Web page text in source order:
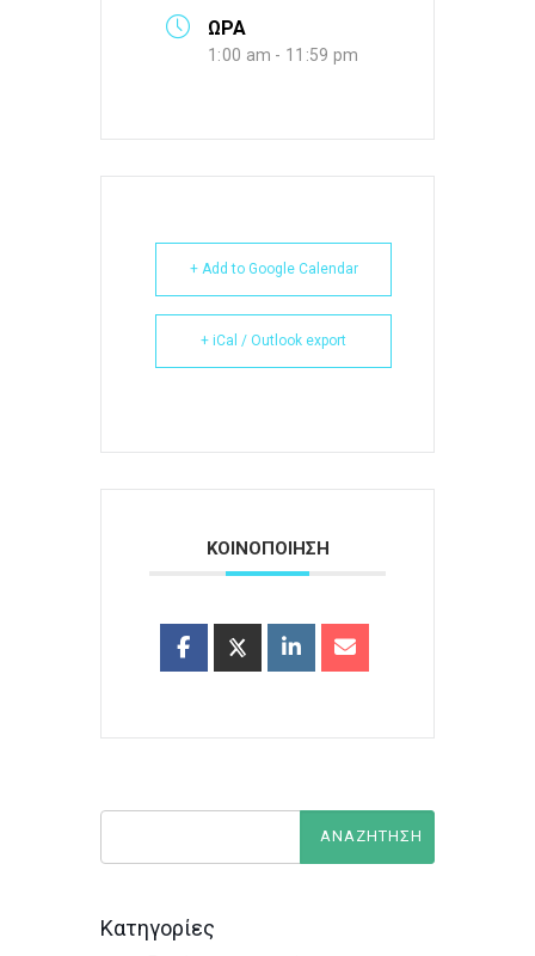
ΩΡΑ
1:00 am - 11:59 pm
+ Add to Google Calendar
+ iCal / Outlook export
ΚΟΙΝΟΠΟΙΗΣΗ
Κατηγορίες